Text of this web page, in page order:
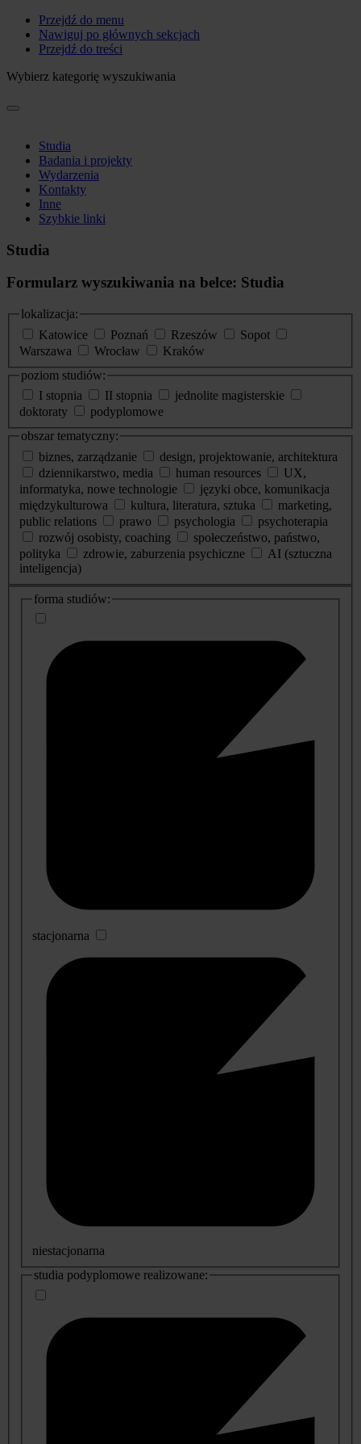
Przejdź do menu
Nawiguj po głównych sekcjach
Przejdź do treści
Wybierz kategorię wyszukiwania
Studia
Badania i projekty
Wydarzenia
Kontakty
Inne
Szybkie linki
Studia
Formularz wyszukiwania na belce: Studia
lokalizacja:
Katowice
Poznań Rzeszów
Sopot
Warszawa
Wrocław
Kraków
poziom studiów:
I stopnia
II stopnia
jednolite magisterskie
doktoraty
podyplomowe
obszar tematyczny:
biznes, zarządzanie
design, projektowanie, architektura
dziennikarstwo, media
human resources
UX,
informatyka, nowe technologie
języki obce, komunikacja
międzykulturowa
kultura, literatura, sztuka
marketing,
public relations
prawo psychologia
psychoterapia
rozwój osobisty, coaching
społeczeństwo, państwo,
polityka
zdrowie, zaburzenia psychiczne
AI (sztuczna
inteligencja)
dodatkowe
informacje
forma studiów:
stacjonarna
niestacjonarna
studia podyplomowe realizowane: